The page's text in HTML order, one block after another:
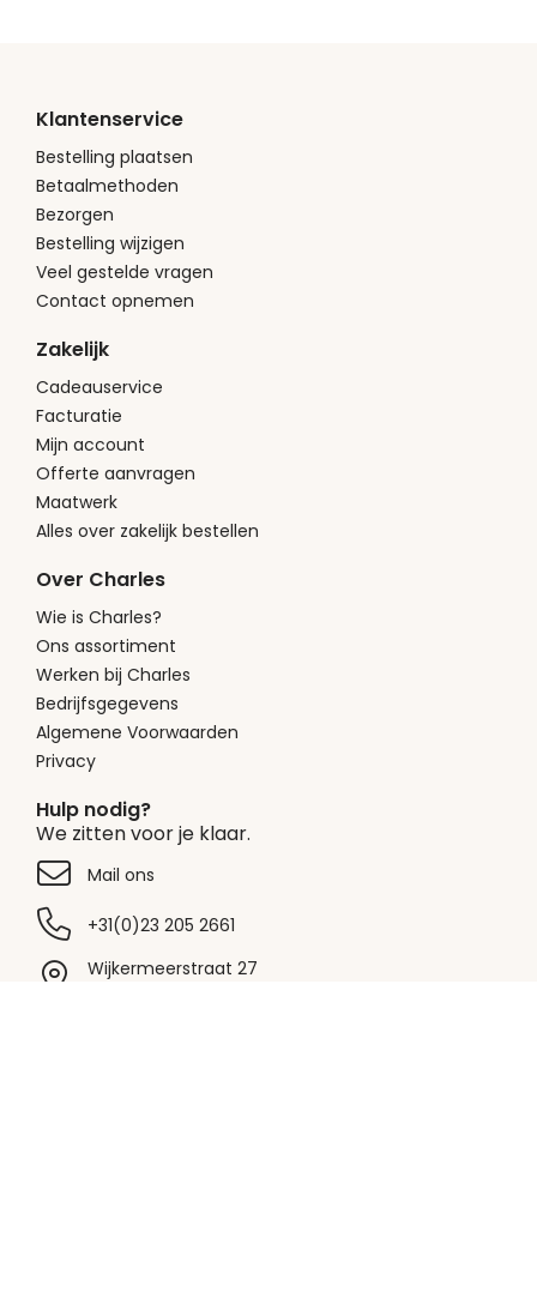
Klantenservice
Bestelling plaatsen
Betaalmethoden
Bezorgen
Bestelling wijzigen
Veel gestelde vragen
Contact opnemen
Zakelijk
Cadeauservice
Facturatie
Mijn account
Offerte aanvragen
Maatwerk
Alles over zakelijk bestellen
Over Charles
Wie is Charles?
Ons assortiment
Werken bij Charles
Bedrijfsgegevens
Algemene Voorwaarden
Privacy
Hulp nodig?
We zitten voor je klaar.
Mail ons
+31(0)23 205 2661
Wijkermeerstraat 27